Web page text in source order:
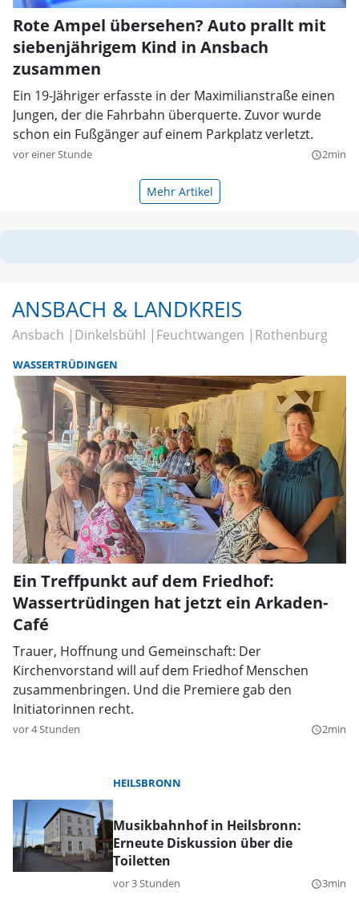
Rote Ampel übersehen? Auto prallt mit
siebenjährigem Kind in Ansbach
zusammen
Ein 19-Jähriger erfasste in der Maximilianstraße einen
Jungen, der die Fahrbahn überquerte. Zuvor wurde
schon ein Fußgänger auf einem Parkplatz verletzt.
vor einer Stunde query_builder2min
Mehr Artikel
ANSBACH & LANDKREIS
Ansbach Dinkelsbühl Feuchtwangen Rothenburg
WASSERTRÜDINGEN
Ein Treffpunkt auf dem Friedhof:
Wassertrüdingen hat jetzt ein Arkaden-
Café
Trauer, Hoffnung und Gemeinschaft: Der
Kirchenvorstand will auf dem Friedhof Menschen
zusammenbringen. Und die Premiere gab den
Initiatorinnen recht.
vor 4 Stunden query_builder2min
HEILSBRONN
Musikbahnhof in Heilsbronn:
Erneute Diskussion über die
Toiletten
vor 3 Stunden query_builder3min